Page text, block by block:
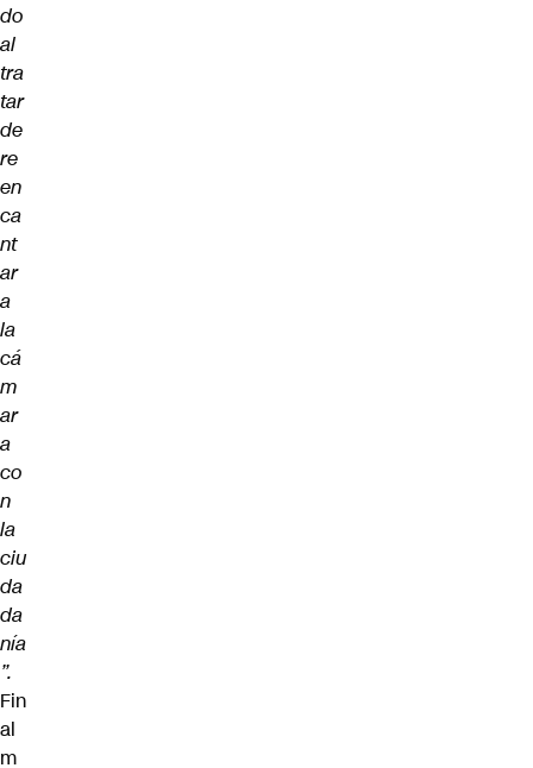
do
al
tra
tar
de
re
en
ca
nt
ar
a
la
cá
m
ar
a
co
n
la
ciu
da
da
nía
”.
Fin
al
m